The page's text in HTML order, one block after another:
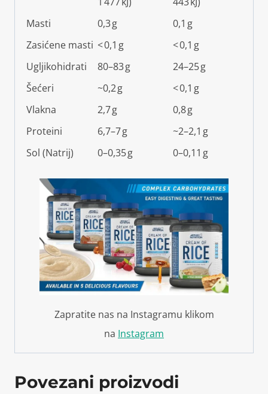
Masti
0,3 g
0,1 g
Zasićene masti < 0,1 g
< 0,1 g
Ugljikohidrati
80–83 g
24–25 g
Šećeri
~0,2 g
< 0,1 g
Vlakna
2,7 g
0,8 g
Proteini
6,7–7 g
~2–2,1 g
Sol (Natrij)
0–0,35 g 0–0,11 g
Zapratite nas na Instagramu klikom
na Instagram
Povezani proizvodi